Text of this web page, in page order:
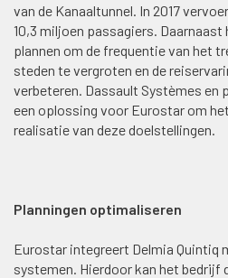
van de Kanaaltunnel. In 2017
10,3 miljoen passagiers.
plannen om de frequentie van het
steden te vergroten en de
verbeteren. Dassault Systèmes en
een oplossing voor Eurostar om
realisatie van deze doelstellingen.
Planningen optimaliseren
Eurostar integreert Delmia Quintiq
systemen. Hierdoor kan het bedrijf